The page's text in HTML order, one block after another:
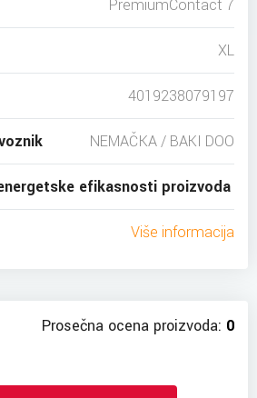
PremiumContact 7
XL
4019238079197
NEMAČKA / BAKI DOO
efikasnosti proizvoda
Više informacija
Prosečna ocena proizvoda: 0